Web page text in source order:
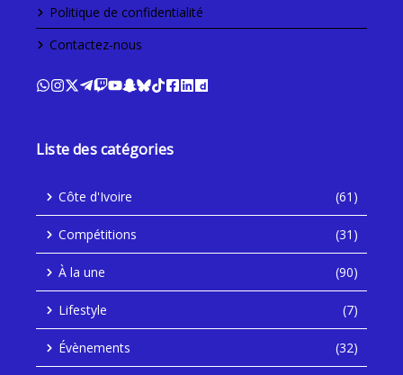
Politique de confidentialité
Contactez-nous
Liste des catégories
Côte d'Ivoire (61)
Compétitions (31)
À la une (90)
Lifestyle (7)
Évènements (32)